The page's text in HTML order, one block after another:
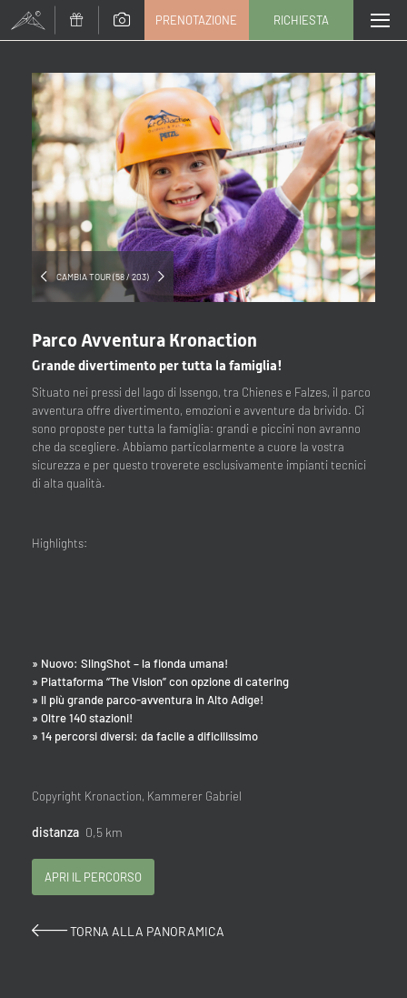
PRENOTAZIONE RICHIESTA
CAMBIA TOUR (58 / 203)
Parco Avventura Kronaction
Grande divertimento per tutta la famiglia!
Situato nei pressi del lago di Issengo, tra Chienes e Falzes, il parco
avventura offre divertimento, emozioni e avventure da brivido. Ci
sono proposte per tutta la famiglia: grandi e piccini non avranno
che da scegliere. Abbiamo particolarmente a cuore la vostra
sicurezza e per questo troverete esclusivamente impianti tecnici
di alta qualità.
Highlights:
» Nuovo: SlingShot – la fionda umana!
» Piattaforma “The Vision” con opzione di catering
» Il più grande parco-avventura in Alto Adige!
» Oltre 140 stazioni!
» 14 percorsi diversi: da facile a dificilissimo
Copyright Kronaction, Kammerer Gabriel
distanza 0,5 km
APRI IL PERCORSO
TORNA ALLA PANORAMICA
Titolo
Famiglia Signor Signora
Nome Cognome*
E-mail*
*campi obbligatori
Invia